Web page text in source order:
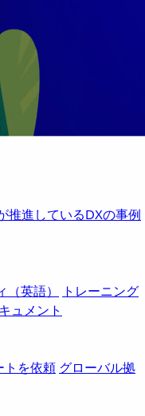
推進しているDXの事例
（英語）
トレーニング
ュメント
トを依頼 グローバル拠